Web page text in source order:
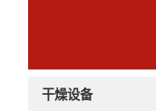
干燥设备